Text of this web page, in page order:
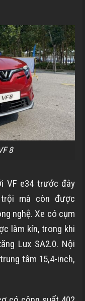
8
VF e34 trước đây
mà còn được
nghệ. Xe có cụm
làm kín, trong khi
Lux SA2.0. Nội
tâm 15,4-inch,